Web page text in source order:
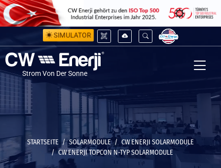
SIMULATOR
Strom Von Der Sonne
STARTSEITE SOLARMODULE
CW ENERJI SOLARMODULE
CW ENERJI TOPCON N-TYP SOLARMODULE